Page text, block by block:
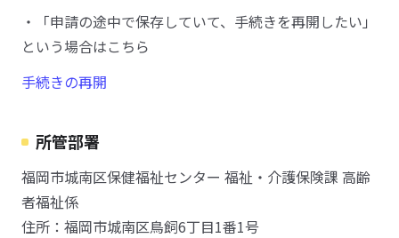
・「申請の途中で保存していて、手続きを再開したい」
という場合はこちら
手続きの再開
所管部署
福岡市城南区保健福祉センター 福祉・介護保険課 高齢
者福祉係
住所：福岡市城南区鳥飼6丁目1番1号